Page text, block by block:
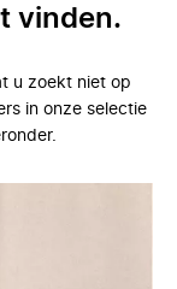
vinden.
u zoekt niet op
in onze selectie